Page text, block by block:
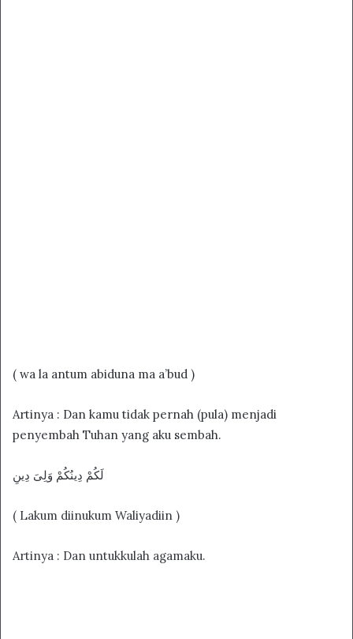
( wa la antum abiduna ma a’bud )
Artinya : Dan kamu tidak pernah (pula) menjadi
penyembah Tuhan yang aku sembah.
لَكُمْ دِينُكُمْ وَلِىَ دِينِ
( Lakum diinukum Waliyadiin )
Artinya : Dan untukkulah agamaku.